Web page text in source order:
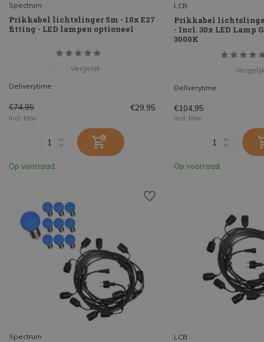
Spectrum
Prikkabel lichtslinger 5m - 10x E27
fitting - LED lampen optioneel
Vergelijk
Deliverytime
€74,95 €29,95
Incl. btw
Op voorraad
LCB
Prikkabel
- Incl. 30x LED Lamp
3000K
Deliverytime
€104,95
Incl. btw
Op voorraad
Spectrum LCB